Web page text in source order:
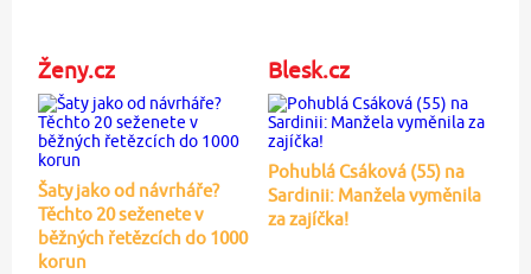
Ženy.cz
Šaty jako od návrháře?
Těchto 20 seženete v
běžných řetězcích do 1000
korun
Blesk.cz
Pohublá Csáková (55) na
Sardinii: Manžela vyměnila
za zajíčka!